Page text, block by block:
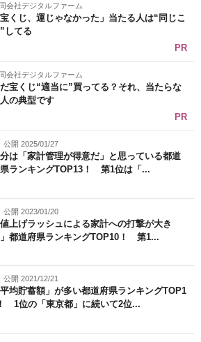
会社デジタルファーム
宝くじ、運じゃなかった」当たる人は“同じこ
してる
PR
会社デジタルファーム
宝くじ“適当に”買ってる？それ、当たらな
の典型です
PR
公開 2025/01/27
は「家計管理が得意だ」と思っている都道
ランキングTOP13！ 第1位は「...
公開 2023/01/20
値上げラッシュによる家計への打撃が大き
都道府県ランキングTOP10！ 第1...
公開 2021/12/21
平均貯蓄額」が多い都道府県ランキングTOP1
1位の「東京都」に続いて2位...